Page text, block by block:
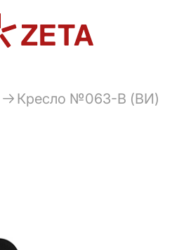
Кресло №063-B (ВИ)